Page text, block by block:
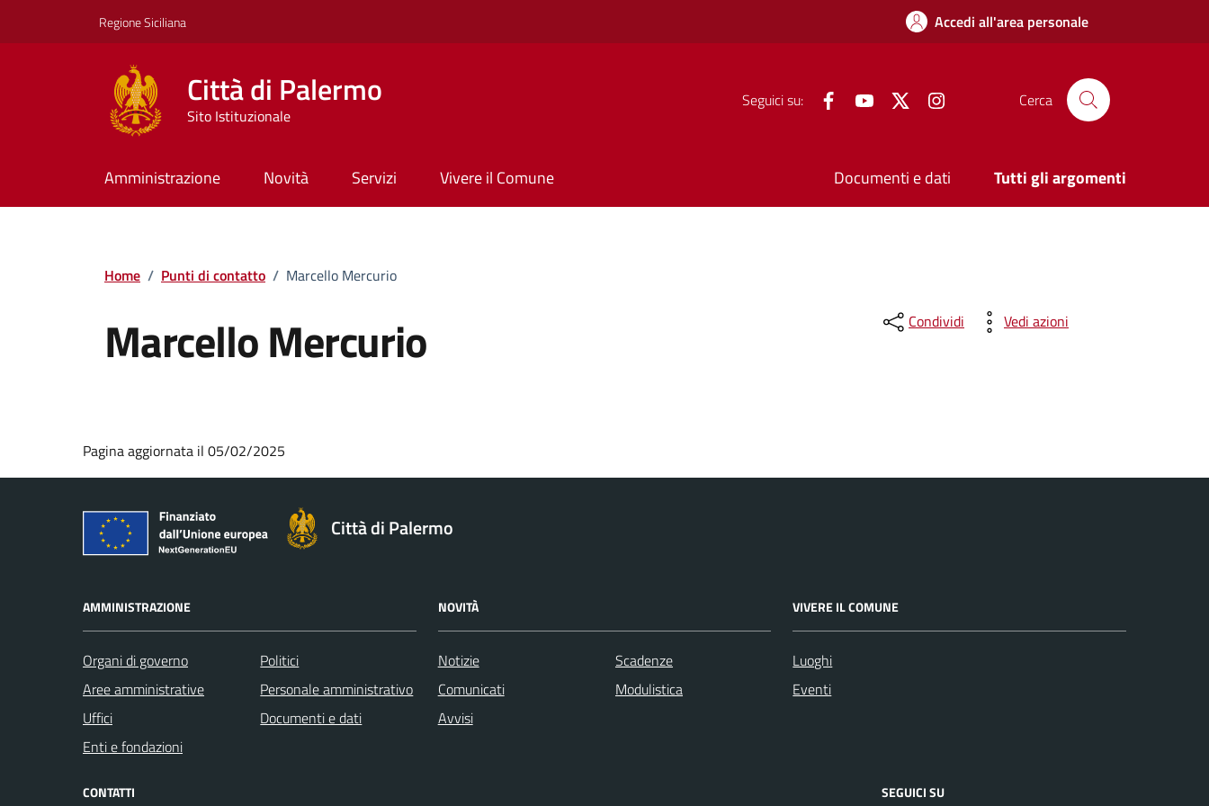
Regione Siciliana Accedi all'area personale
Città di Palermo
Sito Istituzionale
Seguici su: FacebookYouTube Twitter Cerca
Amministrazione Novità Servizi Vivere il Comune Documenti e dati Tutti gli argomenti
Home / Punti di contatto / Marcello Mercurio
Marcello Mercurio Condividi Vedi azioni
Pagina aggiornata il 05/02/2025
Città di Palermo
AMMINISTRAZIONE
Organi di governo
Aree amministrative
Uffici
Enti e fondazioni
Politici
Personale amministrativo
Documenti e dati
NOVITÀ
Notizie
Comunicati
Avvisi
Scadenze
Modulistica
VIVERE IL COMUNE
Luoghi
Eventi
CONTATTI SEGUICI SU